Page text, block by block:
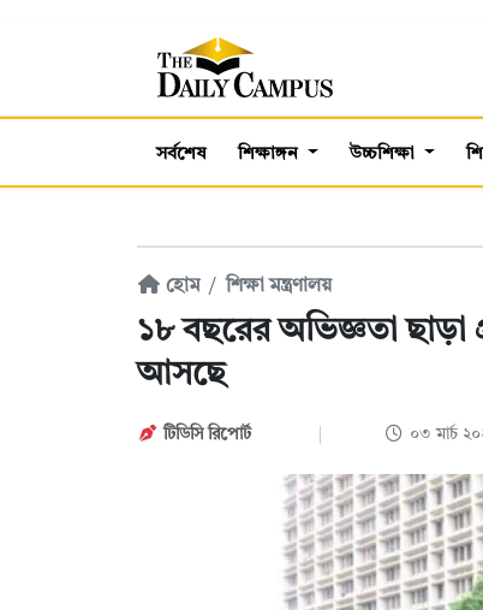
সর্বশেষ শিক্ষাঙ্গন উচ্চশিক্ষা
হোম শিক্ষা মন্ত্রণালয়
১৮ বছরের অভিজ্ঞতা ছাড়া
আসছে
টিডিসি রিপোর্ট ০৩ মার্চ